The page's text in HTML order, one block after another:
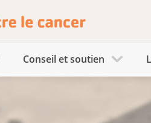
Conseil et soutien